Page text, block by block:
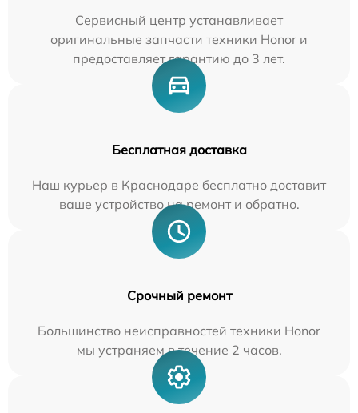
Сервисный центр устанавливает
оригинальные запчасти техники Honor и
предоставляет гарантию до 3 лет.
Бесплатная доставка
Наш курьер в Краснодаре бесплатно доставит
ваше устройство на ремонт и обратно.
Срочный ремонт
Большинство неисправностей техники Honor
мы устраняем в течение 2 часов.